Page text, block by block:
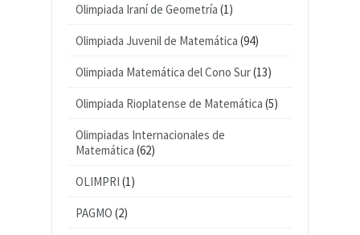
Olimpiada Iraní de Geometría (1)
Olimpiada Juvenil de Matemática (94)
Olimpiada Matemática del Cono Sur(13)
Olimpiada Rioplatense de Matemática (5)
Olimpiadas Internacionales de
Matemática (62)
OLIMPRI (1)
PAGMO (2)